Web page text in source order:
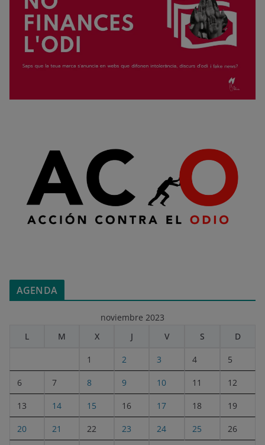
AGENDA
noviembre 2023
L
M X J V S D
1 2 3 4 5
6 7 8 9 10 11 12
13 14 15 16 17 18 19
20 21 22 23 24 25 26